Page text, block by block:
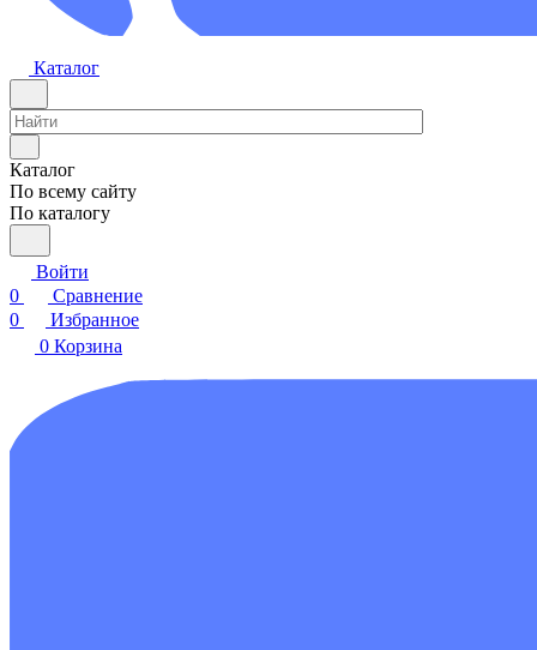
Каталог
Каталог
По всему сайту
По каталогу
Войти
0
Сравнение
0
Избранное
0 Корзина